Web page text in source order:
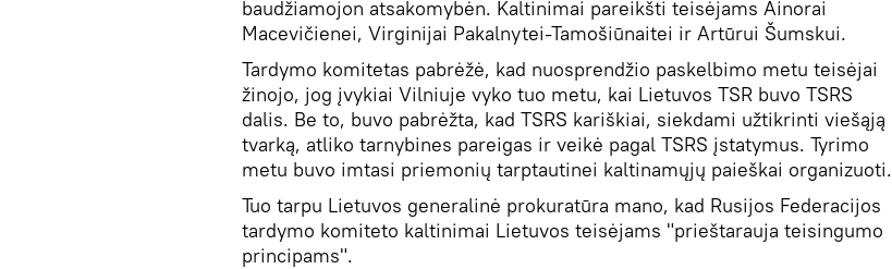
baudžiamojon atsakomybėn. Kaltinimai pareikšti teisėjams Ainorai
Macevičienei, Virginijai Pakalnytei-Tamošiūnaitei ir Artūrui Šumskui.
Tardymo komitetas pabrėžė, kad nuosprendžio paskelbimo metu teisėjai
žinojo, jog įvykiai Vilniuje vyko tuo metu, kai Lietuvos TSR buvo TSRS
dalis. Be to, buvo pabrėžta, kad TSRS kariškiai, siekdami užtikrinti viešąją
tvarką, atliko tarnybines pareigas ir veikė pagal TSRS įstatymus. Tyrimo
metu buvo imtasi priemonių tarptautinei kaltinamųjų paieškai organizuoti.
Tuo tarpu Lietuvos generalinė prokuratūra mano, kad Rusijos Federacijos
tardymo komiteto kaltinimai Lietuvos teisėjams "prieštarauja teisingumo
principams".